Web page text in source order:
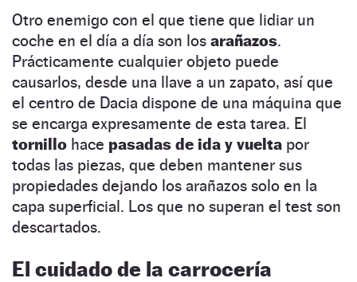
Otro enemigo con el que tiene que lidiar un
coche en el día a día son los arañazos.
Prácticamente cualquier objeto puede
causarlos, desde una llave a un zapato, así que
el centro de Dacia dispone de una máquina que
se encarga expresamente de esta tarea. El
tornillo hace pasadas de ida y vuelta por
todas las piezas, que deben mantener sus
propiedades dejando los arañazos solo en la
capa superficial. Los que no superan el test son
descartados.
El cuidado de la carrocería